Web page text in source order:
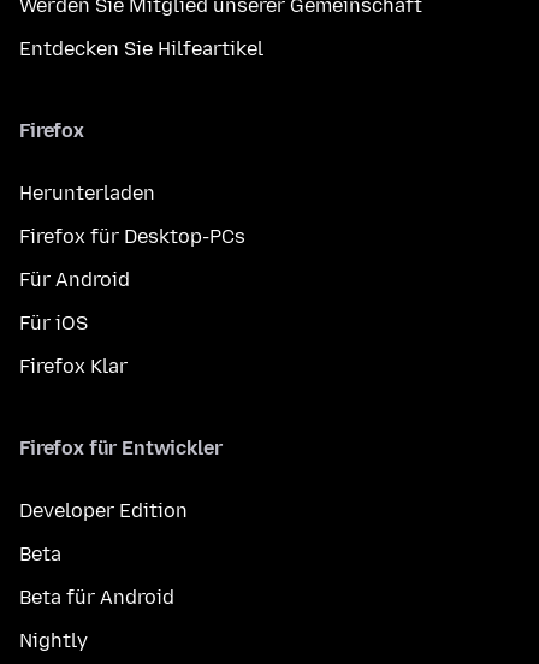
Werden Sie Mitglied unserer Gemeinschaft
Entdecken Sie Hilfeartikel
Firefox
Herunterladen
Firefox für Desktop-PCs
Für Android
Für iOS
Firefox Klar
Firefox für Entwickler
Developer Edition
Beta
Beta für Android
Nightly